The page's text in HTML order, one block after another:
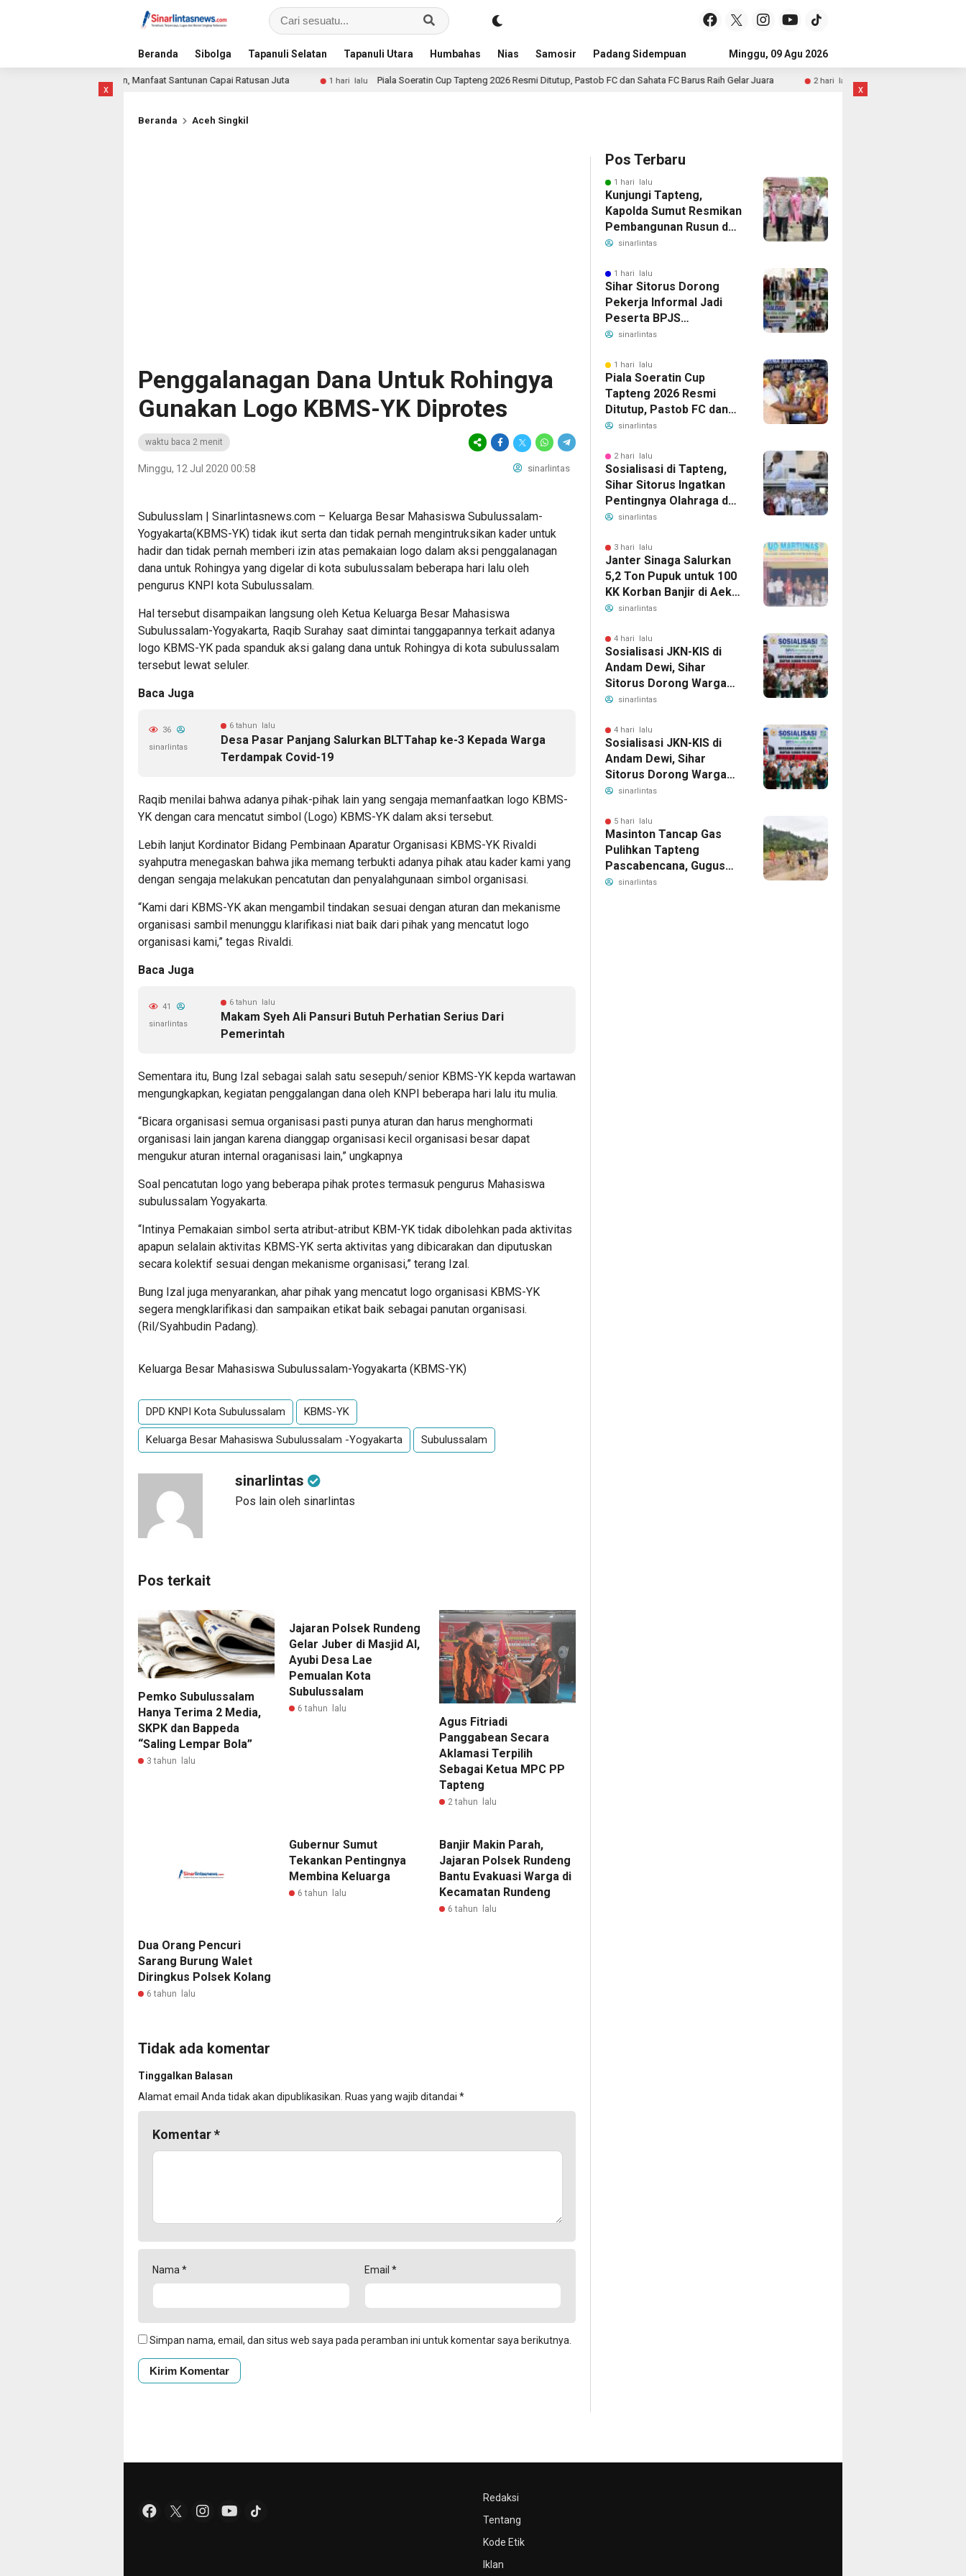
Beranda Sibolga Tapanuli Selatan Tapanuli Utara Humbahas Nias Samosir Padang Sidempuan Subulussalam Mandailing Natal
Minggu, 09 Agu 2026
x
Manfaat Santunan Capai Ratusan Juta 1 hari lalu Piala Soeratin Cup Tapteng 2026 Resmi Ditutup, Pastob FC dan Sahata FC Barus Raih Gelar Juara 2 hari lalu Sosialisasi di Tapteng, Sihar Sitorus
Beranda Aceh Singkil
Penggalanagan Dana Untuk Rohingya
Gunakan Logo KBMS-YK Diprotes
waktu baca 2 menit
Minggu, 12 Jul 2020 00:58 sinarlintas
Subulusslam | Sinarlintasnews.com – Keluarga Besar Mahasiswa Subulussalam-
Yogyakarta(KBMS-YK) tidak ikut serta dan tidak pernah mengintruksikan kader untuk
hadir dan tidak pernah memberi izin atas pemakaian logo dalam aksi penggalanagan
dana untuk Rohingya yang digelar di kota subulussalam beberapa hari lalu oleh
pengurus KNPI kota Subulussalam.
Hal tersebut disampaikan langsung oleh Ketua Keluarga Besar Mahasiswa
Subulussalam-Yogyakarta, Raqib Surahay saat dimintai tanggapannya terkait adanya
logo KBMS-YK pada spanduk aksi galang dana untuk Rohingya di kota subulussalam
tersebut lewat seluler.
Baca Juga
6 tahun lalu
Desa Pasar Panjang Salurkan BLTTahap ke-3 Kepada Warga
Terdampak Covid-19
36
sinarlintas
Raqib menilai bahwa adanya pihak-pihak lain yang sengaja memanfaatkan logo KBMS-
YK dengan cara mencatut simbol (Logo) KBMS-YK dalam aksi tersebut.
Lebih lanjut Kordinator Bidang Pembinaan Aparatur Organisasi KBMS-YK Rivaldi
syahputra menegaskan bahwa jika memang terbukti adanya pihak atau kader kami yang
dengan sengaja melakukan pencatutan dan penyalahgunaan simbol organisasi.
“Kami dari KBMS-YK akan mengambil tindakan sesuai dengan aturan dan mekanisme
organisasi sambil menunggu klarifikasi niat baik dari pihak yang mencatut logo
organisasi kami,” tegas Rivaldi.
Baca Juga
6 tahun lalu
Makam Syeh Ali Pansuri Butuh Perhatian Serius Dari
Pemerintah
41
sinarlintas
Sementara itu, Bung Izal sebagai salah satu sesepuh/senior KBMS-YK kepda wartawan
mengungkapkan, kegiatan penggalangan dana oleh KNPI beberapa hari lalu itu mulia.
“Bicara organisasi semua organisasi pasti punya aturan dan harus menghormati
organisasi lain jangan karena dianggap organisasi kecil organisasi besar dapat
mengukur aturan internal oraganisasi lain,” ungkapnya
Soal pencatutan logo yang beberapa pihak protes termasuk pengurus Mahasiswa
subulussalam Yogyakarta.
“Intinya Pemakaian simbol serta atribut-atribut KBM-YK tidak dibolehkan pada aktivitas
apapun selalain aktivitas KBMS-YK serta aktivitas yang dibicarakan dan diputuskan
secara kolektif sesuai dengan mekanisme organisasi,” terang Izal.
Bung Izal juga menyarankan, ahar pihak yang mencatut logo organisasi KBMS-YK
segera mengklarifikasi dan sampaikan etikat baik sebagai panutan organisasi.
(Ril/Syahbudin Padang).
Keluarga Besar Mahasiswa Subulussalam-Yogyakarta (KBMS-YK)
DPD KNPI Kota Subulussalam KBMS-YK
Keluarga Besar Mahasiswa Subulussalam -Yogyakarta Subulussalam
sinarlintas
Pos lain oleh sinarlintas
Pos terkait
Pemko Subulussalam
Hanya Terima 2 Media,
SKPK dan Bappeda
“Saling Lempar Bola”
3 tahun lalu
Jajaran Polsek Rundeng
Gelar Juber di Masjid Al,
Ayubi Desa Lae
Pemualan Kota
Subulussalam
6 tahun lalu
Agus Fitriadi
Panggabean Secara
Aklamasi Terpilih
Sebagai Ketua MPC PP
Tapteng
2 tahun lalu
Dua Orang Pencuri
Sarang Burung Walet
Diringkus Polsek Kolang
6 tahun lalu
Gubernur Sumut
Tekankan Pentingnya
Membina Keluarga
6 tahun lalu
Banjir Makin Parah,
Jajaran Polsek Rundeng
Bantu Evakuasi Warga di
Kecamatan Rundeng
6 tahun lalu
Tidak ada komentar
Tinggalkan Balasan
Alamat email Anda tidak akan dipublikasikan. Ruas yang wajib ditandai *
Komentar*
Nama * Email *
Simpan nama, email, dan situs web saya pada peramban ini untuk komentar saya berikutnya.
Pos Terbaru
1 hari lalu
Kunjungi Tapteng,
Kapolda Sumut Resmikan
Pembangunan Rusun dan
Benahi Empat Polsek
sinarlintas
1 hari lalu
Sihar Sitorus Dorong
Pekerja Informal Jadi
Peserta BPJS
Ketenagakerjaan,
Ratusan Juta
sinarlintas
1 hari lalu
Piala Soeratin Cup
Tapteng 2026 Resmi
Ditutup, Pastob FC dan
Sahata FC Barus Raih
sinarlintas
2 hari lalu
Sosialisasi di Tapteng,
Sihar Sitorus Ingatkan
Pentingnya Olahraga dan
Deteksi Dini Penyakit
sinarlintas
3 hari lalu
Janter Sinaga Salurkan
5,2 Ton Pupuk untuk 100
KK Korban Banjir di Aek
Horsik
sinarlintas
4 hari lalu
Sosialisasi JKN-KIS di
Andam Dewi, Sihar
Sitorus Dorong Warga
Segera Daftar BPJS
sinarlintas
4 hari lalu
Sosialisasi JKN-KIS di
Andam Dewi, Sihar
Sitorus Dorong Warga
Segera Daftar BPJS
sinarlintas
5 hari lalu
Masinton Tancap Gas
Pulihkan Tapteng
Pascabencana, Gugus
Tugas SAHATA
sinarlintas
x
Redaksi
Tentang
Kode Etik
Iklan